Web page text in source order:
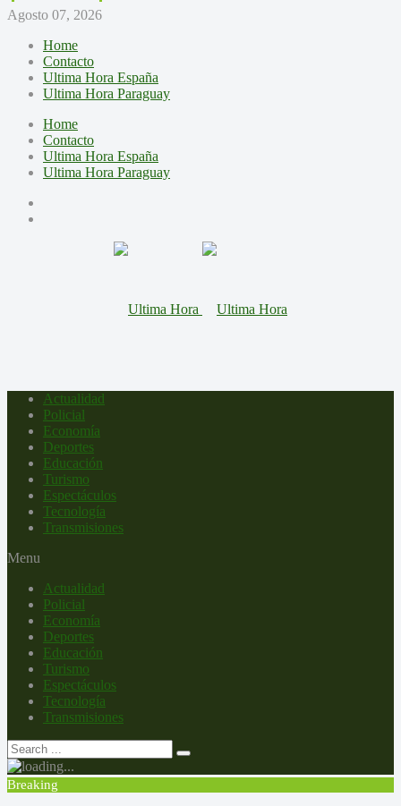
Agosto 07, 2026
Home
Contacto
Ultima Hora España
Ultima Hora Paraguay
Home
Contacto
Ultima Hora España
Ultima Hora Paraguay
Actualidad
Policial
Economía
Deportes
Educación
Turismo
Espectáculos
Tecnología
Transmisiones
Menu
Actualidad
Policial
Economía
Deportes
Educación
Turismo
Espectáculos
Tecnología
Transmisiones
Breaking